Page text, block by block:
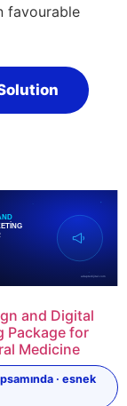
favourable
and Digital
Package for
Medicine
· esnek